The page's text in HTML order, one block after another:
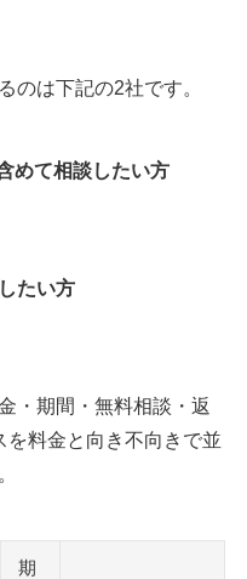
のは下記の2社です。
めて相談したい方
たい方
・期間・無料相談・返
料金と向き不向きで並
期